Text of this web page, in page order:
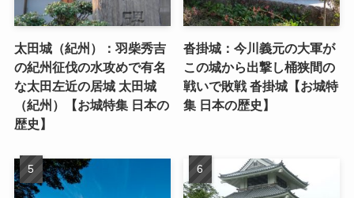
太田城（紀州）：羽柴秀吉
の紀州征伐の水攻めで有名
な太田左近の居城 太田城
（紀州）【お城特集 日本の
歴史】
沓掛城：今川義元の大軍が
この城から出撃し桶狭間の
戦いで敗戦 沓掛城【お城特
集 日本の歴史】